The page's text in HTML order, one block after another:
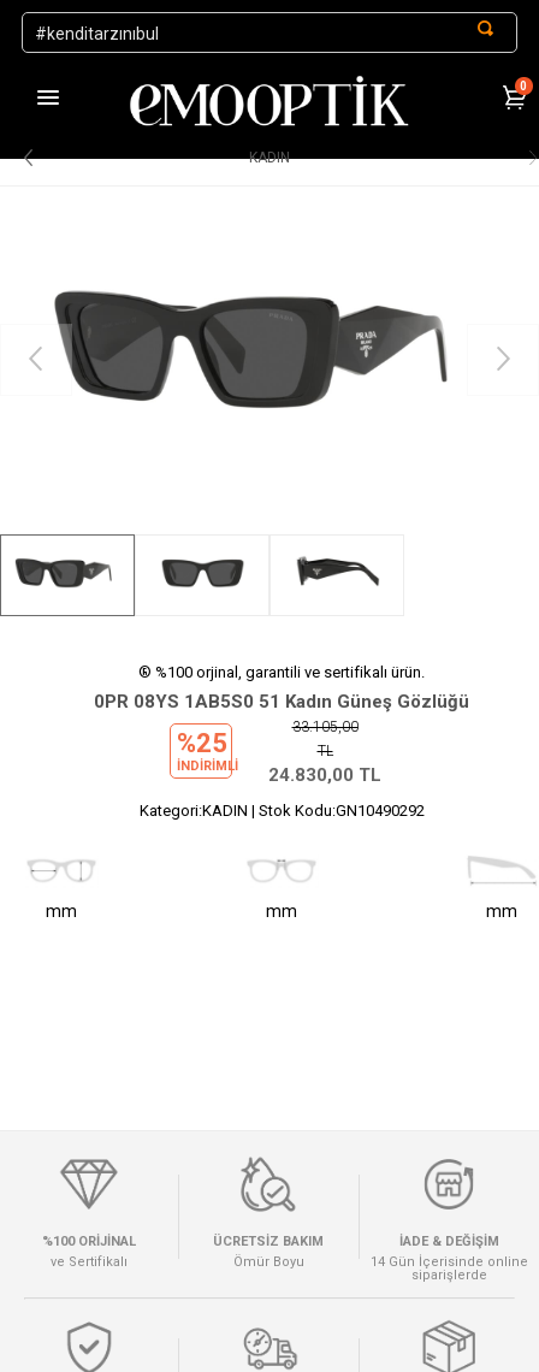
1000 TL ve Üzeri Alışverişlerde Kargo Ücretsiz
0
KADIN
® %100 orjinal, garantili ve sertifikalı ürün.
0PR 08YS 1AB5S0 51 Kadın Güneş Gözlüğü
%25
INDIRIMLI
33.105,00
TL
24.830,00 TL
Kategori:KADIN | Stok Kodu:GN10490292
mm mm mm
%100 ORİJİNAL
ve Sertifikalı
ÜCRETSİZ BAKIM
Ömür Boyu
İADE & DEĞİŞİM
14 Gün İçerisinde online
siparişlerde